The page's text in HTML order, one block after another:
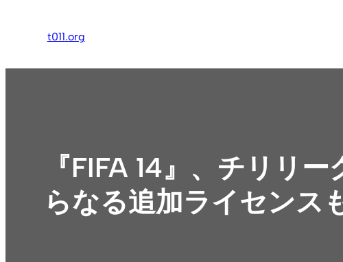
ス
t011.org
『FIFA 14』、チリリ
らなる追加ライセンス